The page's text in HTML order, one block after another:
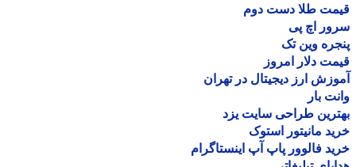
طلا دست دوم
اچ پی
وین تک
دلار امروز
ارز دیجیتال در تهران
بار
طراحی سایت یزد
مانیتور استوک
فالوور پاپ آپ اینستاگرام